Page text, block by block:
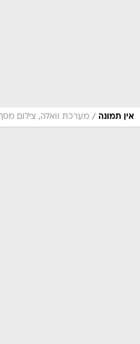
אין תמונה / מערכת וואלה, צילום מסך